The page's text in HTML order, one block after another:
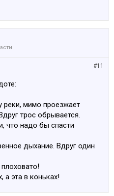
#11
реки, мимо проезжает
трос обрывается.
что надо бы спасти
дыхание. Вдруг один
а эта в коньках!